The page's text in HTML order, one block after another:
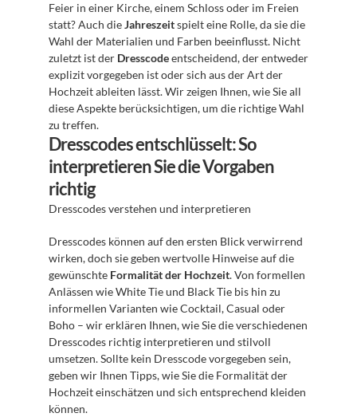
Feier in einer Kirche, einem Schloss oder im Freien
statt? Auch die Jahreszeit spielt eine Rolle, da sie die
Wahl der Materialien und Farben beeinflusst. Nicht
zuletzt ist der Dresscode entscheidend, der entweder
explizit vorgegeben ist oder sich aus der Art der
Hochzeit ableiten lässt. Wir zeigen Ihnen, wie Sie all
diese Aspekte berücksichtigen, um die richtige Wahl
zu treffen.
Dresscodes entschlüsselt: So
interpretieren Sie die Vorgaben
richtig
Dresscodes verstehen und interpretieren
Dresscodes können auf den ersten Blick verwirrend
wirken, doch sie geben wertvolle Hinweise auf die
gewünschte Formalität der Hochzeit. Von formellen
Anlässen wie White Tie und Black Tie bis hin zu
informellen Varianten wie Cocktail, Casual oder
Boho – wir erklären Ihnen, wie Sie die verschiedenen
Dresscodes richtig interpretieren und stilvoll
umsetzen. Sollte kein Dresscode vorgegeben sein,
geben wir Ihnen Tipps, wie Sie die Formalität der
Hochzeit einschätzen und sich entsprechend kleiden
können.